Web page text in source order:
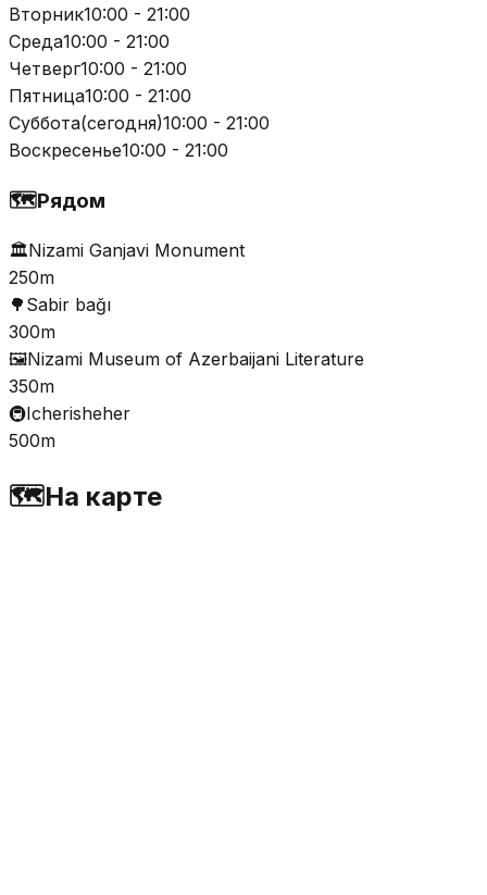
Вторник10:00 - 21:00
Среда10:00 - 21:00
Четверг10:00 - 21:00
Пятница10:00 - 21:00
Суббота(сегодня)10:00 - 21:00
Воскресенье10:00 - 21:00
🗺️Рядом
🏛️Nizami Ganjavi Monument
250m
🌳 Sabir bağı
300m
🖼️Nizami Museum of Azerbaijani Literature
350m
🚇Icherisheher
500m
🗺️На карте